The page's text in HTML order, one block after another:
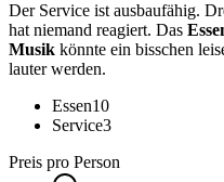
Der Service ist ausbaufähig.
hat niemand reagiert. Das
Musik könnte ein bisschen
lauter werden.
Essen10
Service3
Preis pro Person